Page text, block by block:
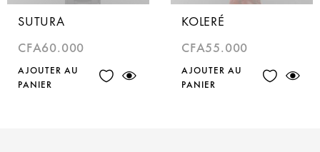
SUTURA
CFA60.000
AJOUTER AU
PANIER
KOLERÉ
CFA55.000
AJOUTER AU
PANIER